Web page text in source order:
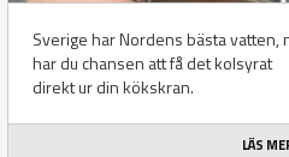
Sverige har Nordens bästa vatten,
har du chansen att få det kolsyrat
direkt ur din kökskran.
LÄS